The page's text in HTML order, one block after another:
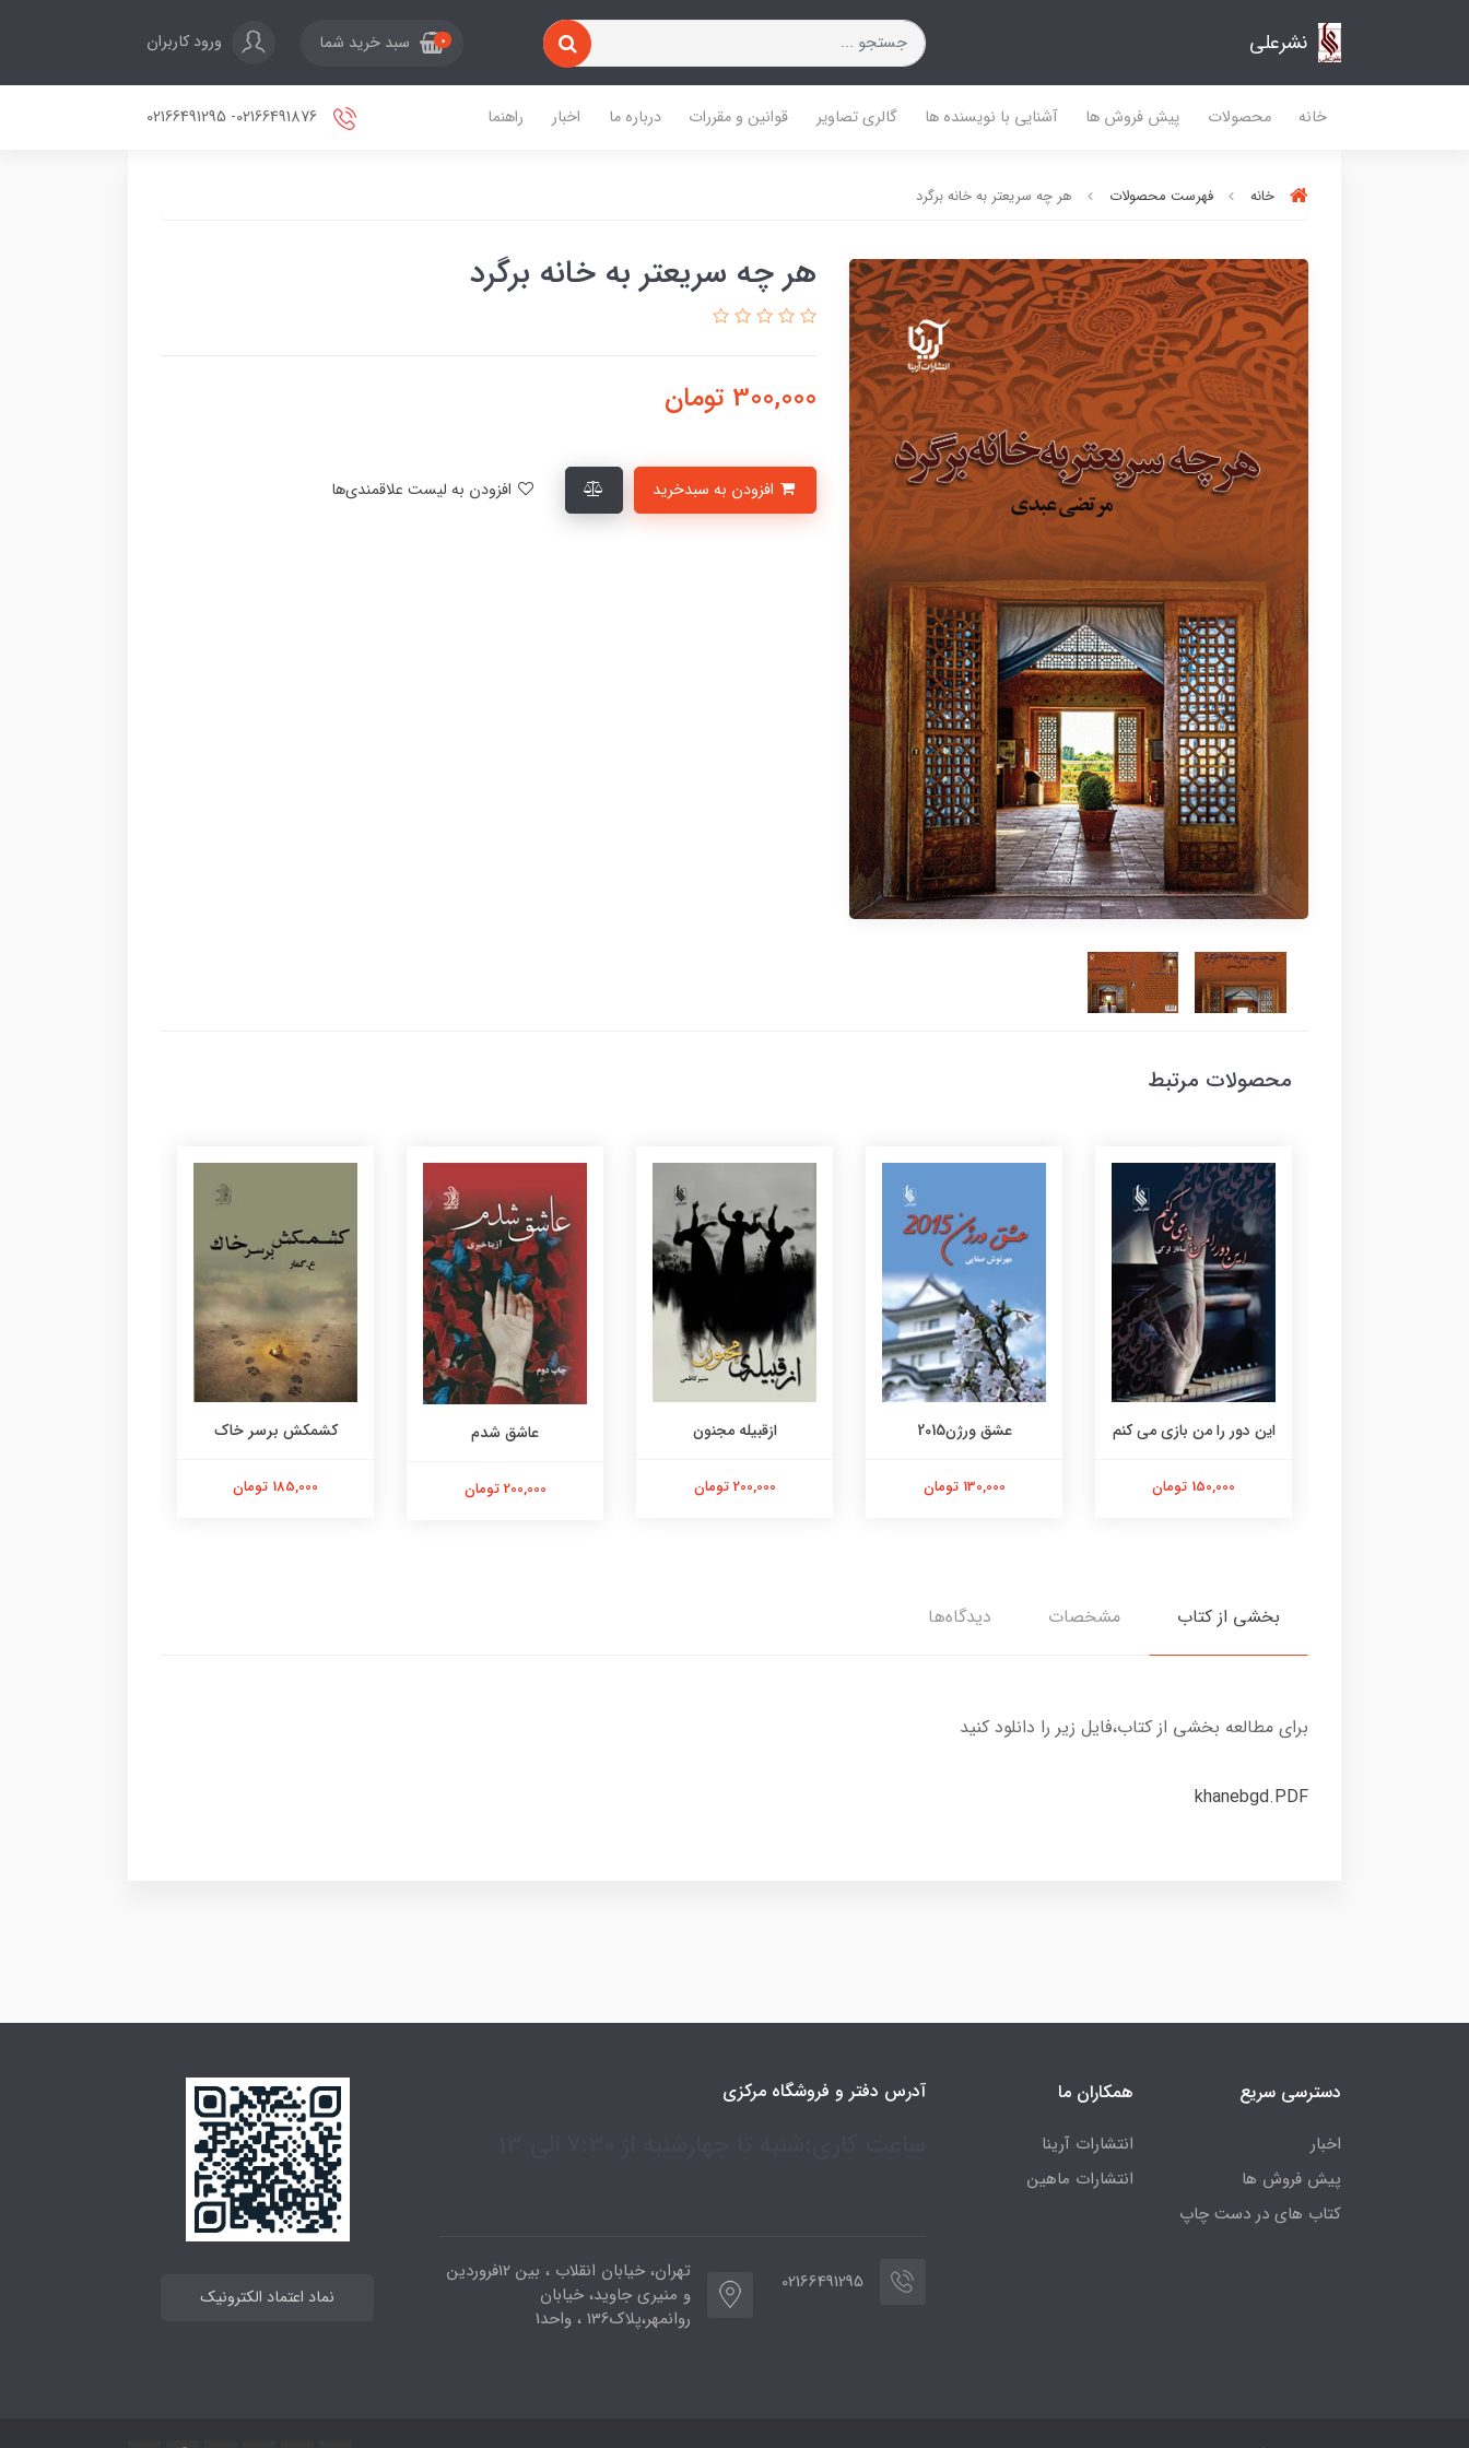
نشرعلی 0 سبد خرید شما ورود کاربران
خانه محصولات پیش فروش ها آشنایی با نویسنده ها گالری تصاویر قوانین و مقررات درباره ما اخبار راهنما
خانه فهرست محصولات هر چه سریعتر به خانه برگرد
هر چه سریعتر به خانه برگرد
300,000 تومان
محصولات مرتبط
این دور را من بازی می کنم
150,000 تومان
عشق ورژن2015
130,000 تومان
ازقبیله مجنون
200,000 تومان
عاشق شدم
200,000 تومان
کشمکش برسر خاک
185,000 تومان
بخشی از کتاب مشخصات دیدگاه‌ها
برای مطالعه بخشی از کتاب،فایل زیر را دانلود کنید
khanebgd.PDF
دسترسی سریع
اخبار
پیش فروش ها
کتاب های در دست چاپ
همکاران ما
انتشارات آرینا
انتشارات ماهین
آدرس دفتر و فروشگاه مرکزی
02166491295
تهران، خیابان انقلاب ، بین 12فروردین
و منیری جاوید، خیابان
روانمهر،پلاک136 ، واحد1
نماد اعتماد الکترونیک